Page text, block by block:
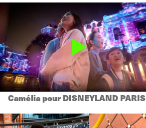
Camélia pour DISNEYLAND PARIS